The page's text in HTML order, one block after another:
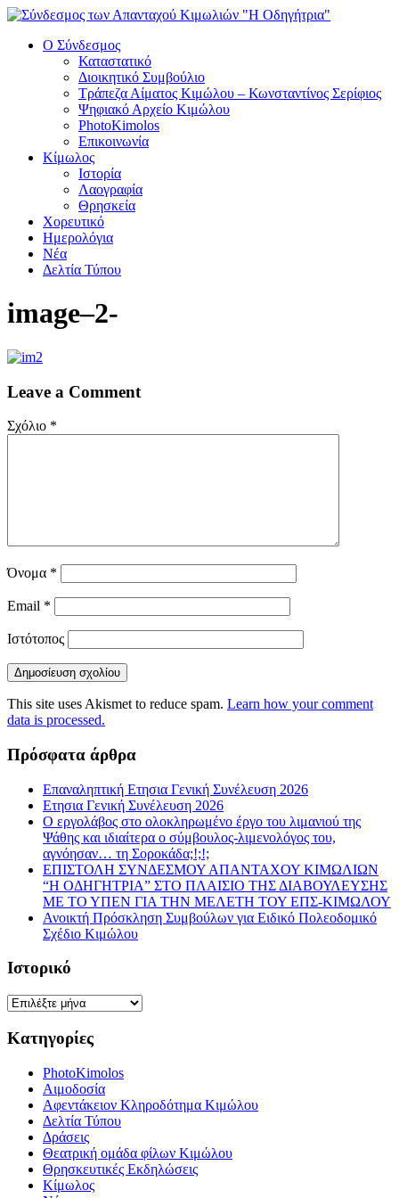
Ο Σύνδεσμος
Καταστατικό
Διοικητικό Συμβούλιο
Τράπεζα Αίματος Κιμώλου – Κωνσταντίνος Σερίφιος
Ψηφιακό Αρχείο Κιμώλου
PhotoKimolos
Επικοινωνία
Κίμωλος
Ιστορία
Λαογραφία
Θρησκεία
Χορευτικό
Ημερολόγια
Νέα
Δελτία Τύπου
image–2-
Leave a Comment
Σχόλιο *
Όνομα *
Email *
Ιστότοπος
This site uses Akismet to reduce spam. Learn how your comment
data is processed.
Πρόσφατα άρθρα
Επαναληπτική Ετησια Γενική Συνέλευση 2026
Ετησια Γενική Συνέλευση 2026
Ο εργολάβος στο ολοκληρωμένο έργο του λιμανιού της
Ψάθης και ιδιαίτερα ο σύμβουλος-λιμενολόγος του,
αγνόησαν… τη Σοροκάδα;!;!;
ΕΠΙΣΤΟΛΗ ΣΥΝΔΕΣΜΟΥ ΑΠΑΝΤΑΧΟΥ ΚΙΜΩΛΙΩΝ
“Η ΟΔΗΓΗΤΡΙΑ” ΣΤΟ ΠΛΑΙΣΙΟ ΤΗΣ ΔΙΑΒΟΥΛΕΥΣΗΣ
ΜΕ ΤΟ ΥΠΕΝ ΓΙΑ ΤΗΝ ΜΕΛΕΤΗ ΤΟΥ ΕΠΣ-ΚΙΜΩΛΟΥ
Ανοικτή Πρόσκληση Συμβούλων για Ειδικό Πολεοδομικό
Σχέδιο Κιμώλου
Ιστορικό
Ιστορικό
Κατηγορίες
PhotoKimolos
Αιμοδοσία
Αφεντάκειον Κληροδότημα Κιμώλου
Δελτία Τύπου
Δράσεις
Θεατρική ομάδα φίλων Κιμώλου
Θρησκευτικές Εκδηλώσεις
Κίμωλος